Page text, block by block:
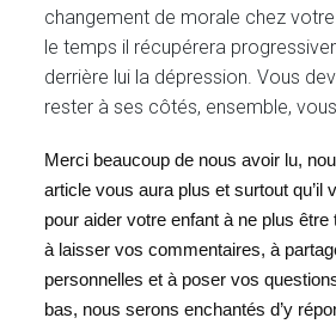
changement de morale chez
le temps il récupérera
derrière lui la dépression. Vous
rester à ses côtés, ensemble,
Merci beaucoup de nous avoir lu,
article vous aura plus et surtout qu’il
pour aider votre enfant à ne plus être
à laisser vos commentaires, à
personnelles et à poser vos
bas, nous serons enchantés d’y